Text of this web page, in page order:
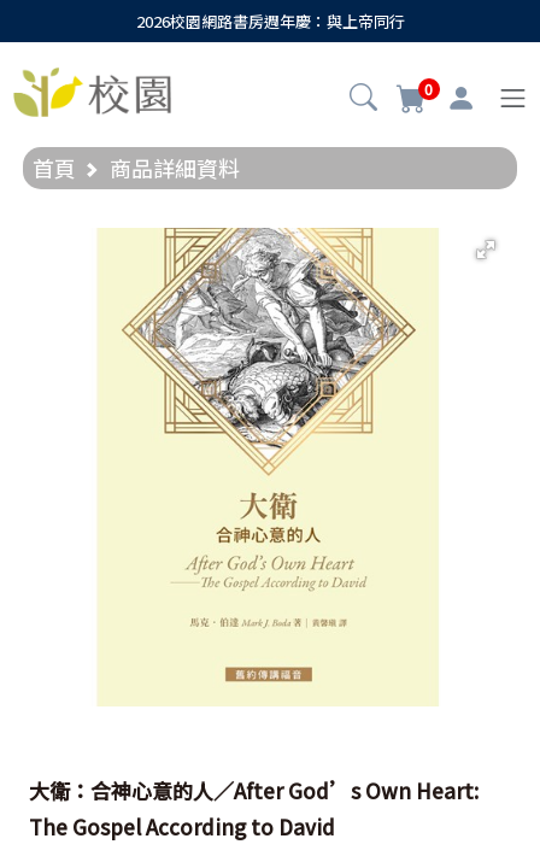
2026校園網路書房週年慶：與上帝同行
0
首頁 商品詳細資料
大衛：合神心意的人／After God’s Own Heart:
The Gospel According to David